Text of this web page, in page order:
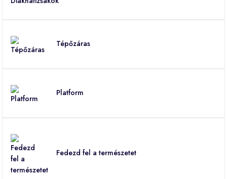
Tépőzáras
Platform
Fedezd fel a természetet